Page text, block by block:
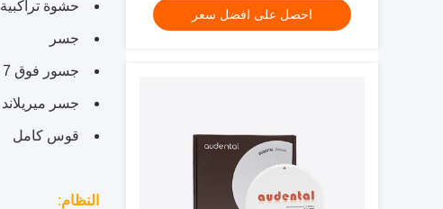
احصل على افضل سعر
حشوة تراكبية
جسر
جسور فوق 7 وحدات
جسر ميريلاند
قوس كامل
النظام: